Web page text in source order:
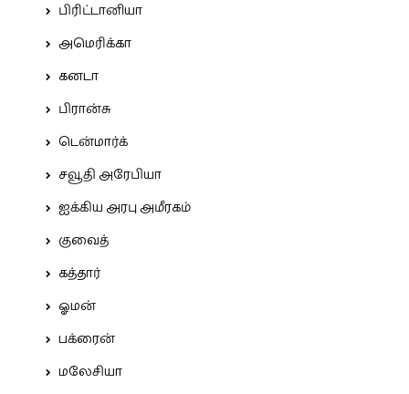
பிரிட்டானியா
அமெரிக்கா
கனடா
பிரான்சு
டென்மார்க்
சவூதி அரேபியா
ஐக்கிய அரபு அமீரகம்
குவைத்
கத்தார்
ஓமன்
பக்ரைன்
மலேசியா